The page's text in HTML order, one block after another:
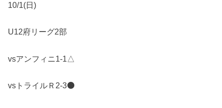
10/1(日)
U12府リーグ2部
vsアンフィニ1-1△
vsトライルＲ2-3⚫️